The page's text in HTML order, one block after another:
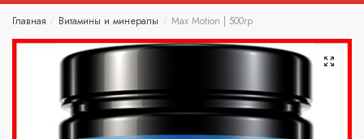
Главная / Витамины и минералы / Max Motion | 500гр